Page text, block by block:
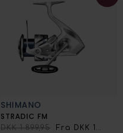
SHIMANO
STRADIC FM
DKK 1.899,95 Fra DKK 1.599,00